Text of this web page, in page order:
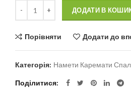
ДОДАТИ В
Порівняти Додати до
Категорія: Намети Каремати
Поділитися